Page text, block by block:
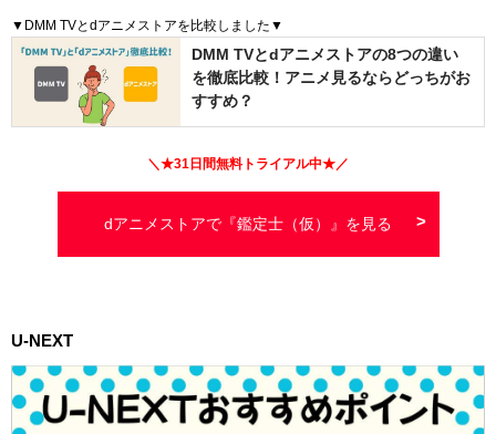
▼DMM TVとdアニメストアを比較しました▼
DMM TVとdアニメストアの8つの違い
を徹底比較！アニメ見るならどっちがお
すすめ？
＼★31日間無料トライアル中★／
dアニメストアで『鑑定士（仮）』を見る
U-NEXT